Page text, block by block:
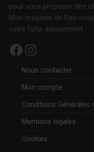
pour vous proposer des
Mon magasin de Pau
votre futur équipement.
Facebook Instagram
Nous contacter
Mon compte
Conditions Générales
Mentions légales
Cookies